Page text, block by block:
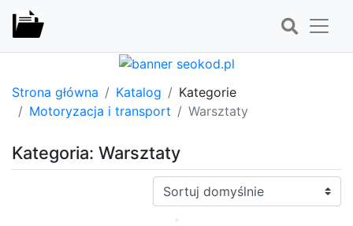
Strona główna Katalog
Kategorie
Motoryzacja i transport
Warsztaty
Kategoria: Warsztaty
Sortuj: